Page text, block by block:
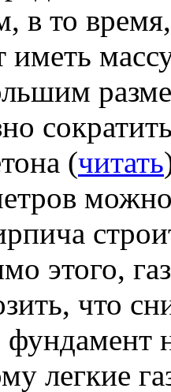
в то
иметь
(читать
можно
этого,
что
легкие